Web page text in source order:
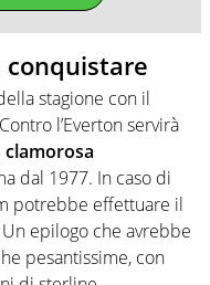
conquistare
stagione con il
l’Everton servirà
dal 1977. In caso di
potrebbe effettuare il
epilogo che avrebbe
pesantissime, con